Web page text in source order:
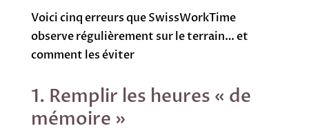
Voici cinq erreurs que SwissWorkTime
observe régulièrement sur le terrain… et
comment les éviter
1. Remplir les heures « de
mémoire »